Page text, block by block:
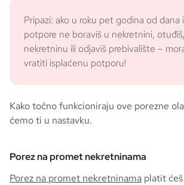
Pripazi: ako u roku pet godina od dana
potpore ne boraviš u nekretnini,
nekretninu ili odjaviš prebivalište –
vratiti isplaćenu potporu!
Kako točno funkcioniraju ove porezne
ćemo ti u nastavku.
Porez na promet nekretninama
Porez na promet nekretninama platit